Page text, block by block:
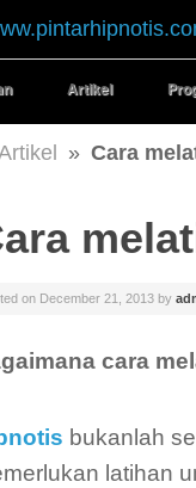
Artikel
» Cara
on December 21, 2013 by
cara
bukanlah
latihan